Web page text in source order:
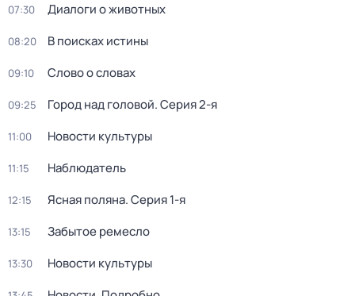
07:30 Диалоги о животных
08:20 В поисках истины
09:10 Слово о словах
09:25 Город над головой. Серия 2-я
11:00 Новости культуры
11:15 Наблюдатель
12:15 Ясная поляна. Серия 1-я
13:15 Забытое ремесло
13:30 Новости культуры